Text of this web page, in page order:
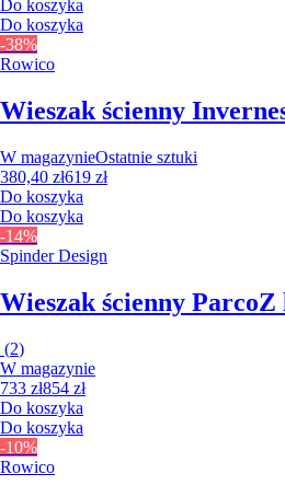
Do koszyka
Do koszyka
-38%
Rowico
Wieszak ścienny
W magazynieOstatnie sztuki
380,40 zł619 zł
Do koszyka
Do koszyka
-14%
Spinder Design
Wieszak ścienny ParcoZ
(2)
W magazynie
733 zł854 zł
Do koszyka
Do koszyka
-10%
Rowico